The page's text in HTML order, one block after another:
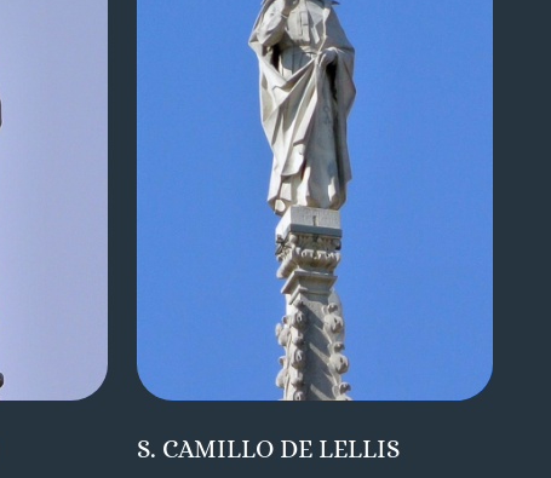
S. CAMILLO DE LELLIS